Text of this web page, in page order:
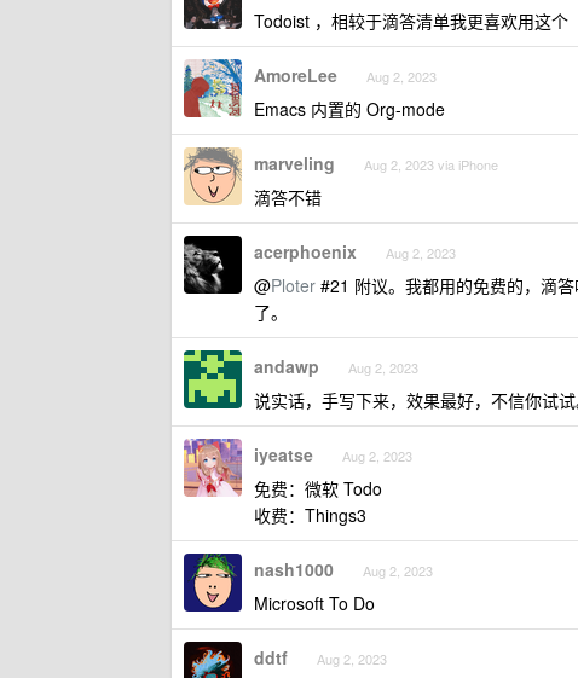
Todoist ，相较于滴答清单我更喜欢用这个
AmoreLee Aug 2, 2023
Emacs 内置的 Org-mode
marveling Aug 2, 2023 via iPhone
滴答不错
acerphoenix Aug 2, 2023
@Ploter #21 附议。我都用的免费的，滴
了。
andawp Aug 2, 2023
说实话，手写下来，效果最好，不信你试试
iyeatse Aug 2, 2023
免费：微软 Todo
收费：Things3
nash1000 Aug 2, 2023
Microsoft To Do
ddtf Aug 2, 2023